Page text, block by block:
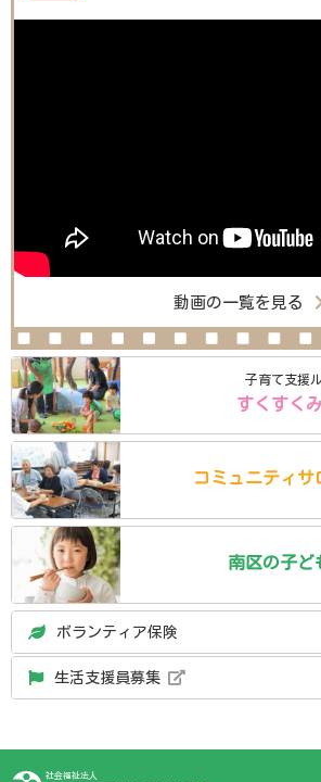
動画の一覧を見る
子育て支援
すくすく
コミュニティ サ
南区の子ど
ボランティア保険
生活支援員募集
社会福祉法人